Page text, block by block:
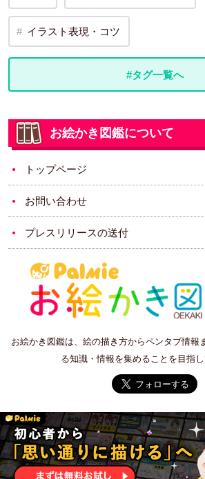
イラスト表現・コツ
#タグ一覧へ
お絵かき図鑑について
トップページ
お問い合わせ
プレスリリースの送付
お絵かき図鑑は、絵の描き方からペンタブ情報
る知識・情報を集めることを目指し